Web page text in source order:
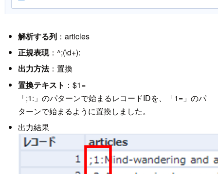
解析する列：articles
正規表現：^;(\d+):
出力方法：置換
置換テキスト ：$1=
「;1:」のパターンで始まるレコードIDを、「1=」のパ
ターンで始まるように置換しました。
出力結果